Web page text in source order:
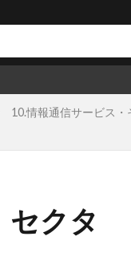
10.情報通信サービス
セクタ